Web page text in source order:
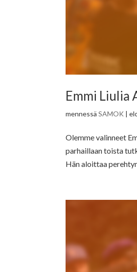
Emmi
mennessäSAMOK |
Olemme valinneet
parhaillaan toista
Hän aloittaa